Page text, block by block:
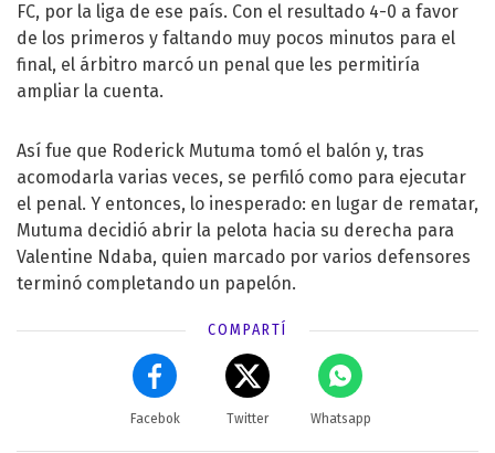
FC, por la liga de ese país. Con el resultado 4-0 a favor
de los primeros y faltando muy pocos minutos para el
final, el árbitro marcó un penal que les permitiría
ampliar la cuenta.
Así fue que Roderick Mutuma tomó el balón y, tras
acomodarla varias veces, se perfiló como para ejecutar
el penal. Y entonces, lo inesperado: en lugar de rematar,
Mutuma decidió abrir la pelota hacia su derecha para
Valentine Ndaba, quien marcado por varios defensores
terminó completando un papelón.
COMPARTÍ
Facebok Twitter Whatsapp